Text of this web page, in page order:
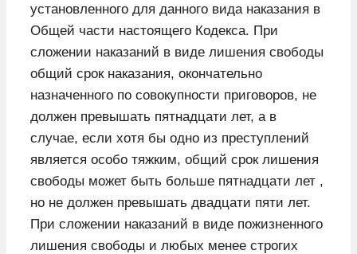
установленного для данного вида наказания в
Общей части настоящего Кодекса. При
сложении наказаний в виде лишения свободы
общий срок наказания, окончательно
назначенного по совокупности приговоров, не
должен превышать пятнадцати лет, а в
случае, если хотя бы одно из преступлений
является особо тяжким, общий срок лишения
свободы может быть больше пятнадцати лет ,
но не должен превышать двадцати пяти лет.
При сложении наказаний в виде пожизненного
лишения свободы и любых менее строгих